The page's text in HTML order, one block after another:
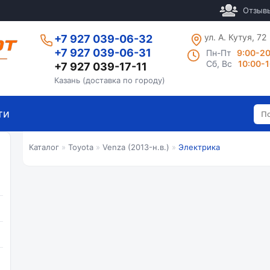
+7 927 039-06-32
+7 927 039-06-31
+7 927 039-17-11
Казань (доставка по городу)
ул. А. Кутуя, 72
Пн-Пт
9:00-
Сб, Вс
10:00-
Каталог » Toyota » Venza (2013-н.в.) » Электрика